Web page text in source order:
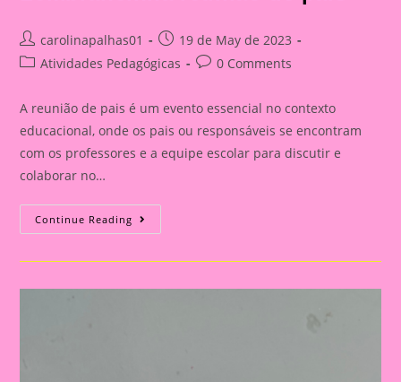
Post
author:
carolinapalhas01
Post
published:
19 de May de 2023
PostAtividades Pedagógicas
Post0 Comments
A reunião de pais é um evento essencial no contexto
educacional, onde os pais ou responsáveis se encontram
com os professores e a equipe escolar para discutir e
colaborar no…
Continue Reading Lembrancinha
Reunião